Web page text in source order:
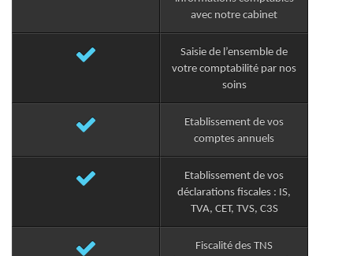
avec notre cabinet
Saisie de l’ensemble de
votre comptabilité par nos
soins
Etablissement de vos
comptes annuels
Etablissement de vos
déclarations fiscales : IS,
TVA, CET, TVS, C3S
Fiscalité des TNS